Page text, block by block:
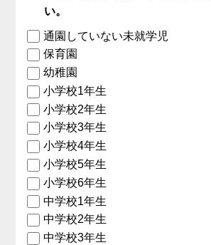
い。
通園していない未就学児
保育園
幼稚園
小学校1年生
小学校2年生
小学校3年生
小学校4年生
小学校5年生
小学校6年生
中学校1年生
中学校2年生
中学校3年生